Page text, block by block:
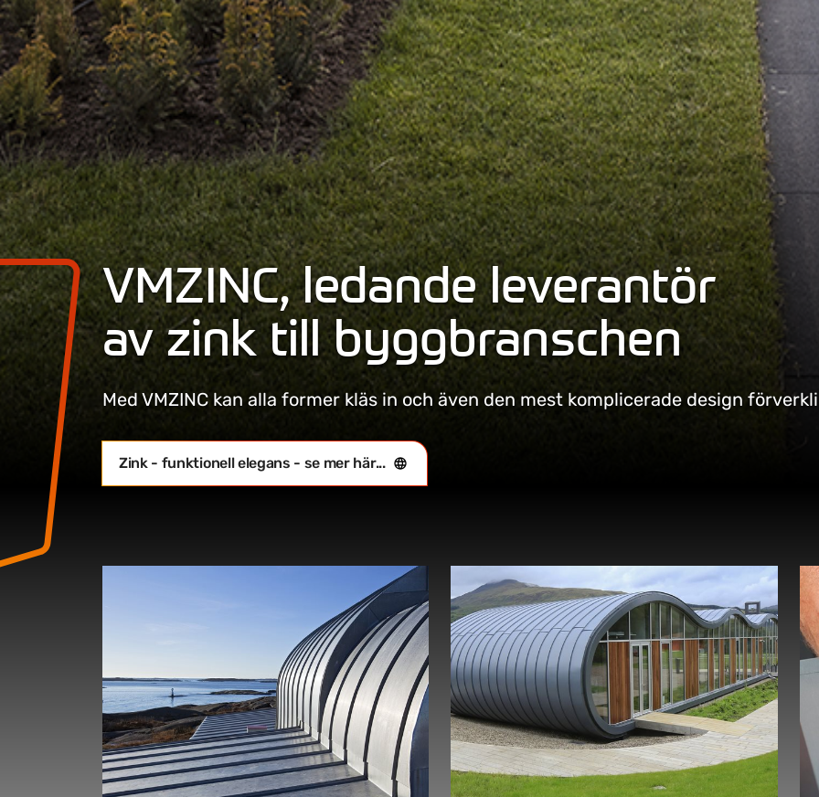
VMZINC, ledande leverantör
av zink till byggbranschen
Med VMZINC kan alla former kläs in och även den mest komplicerade design
Zink - funktionell elegans - se mer här...